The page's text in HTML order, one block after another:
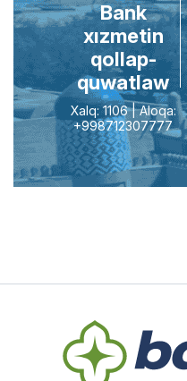
Bank
xızmetin
qollap-
quwatlaw
Xalq: 1106 | Aloqa:
+998712307777